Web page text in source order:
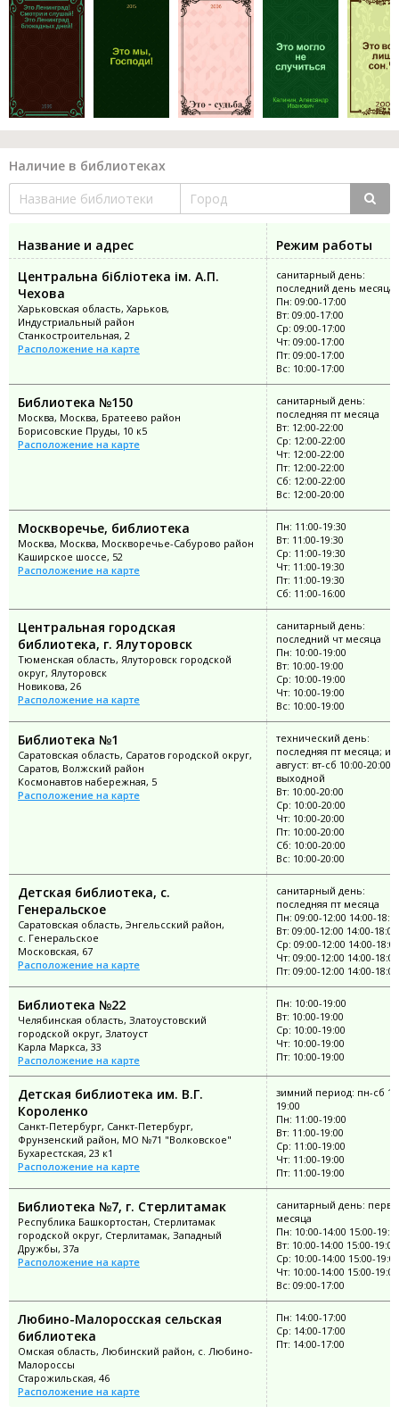
Наличие в библиотеках
Название и адрес
Режим работы
Центральна бібліотека ім. А.П.
Чехова
Харьковская область, Харьков,
Индустриальный район
Станкостроительная, 2
Расположение на карте
санитарный день:
последний день месяца
Пн: 09:00-17:00
Вт: 09:00-17:00
Ср: 09:00-17:00
Чт: 09:00-17:00
Пт: 09:00-17:00
Вс: 10:00-17:00
Библиотека №150
Москва, Москва, Братеево район
Борисовские Пруды, 10 к5
Расположение на карте
санитарный день:
последняя пт месяца
Вт: 12:00-22:00
Ср: 12:00-22:00
Чт: 12:00-22:00
Пт: 12:00-22:00
Сб: 12:00-22:00
Вс: 12:00-20:00
Москворечье, библиотека
Москва, Москва, Москворечье-Сабурово район
Каширское шоссе, 52
Расположение на карте
Пн: 11:00-19:30
Вт: 11:00-19:30
Ср: 11:00-19:30
Чт: 11:00-19:30
Пт: 11:00-19:30
Сб: 11:00-16:00
Центральная городская
библиотека, г. Ялуторовск
Тюменская область, Ялуторовск городской
округ, Ялуторовск
Новикова, 26
Расположение на карте
санитарный день:
последний чт месяца
Пн: 10:00-19:00
Вт: 10:00-19:00
Ср: 10:00-19:00
Чт: 10:00-19:00
Вс: 10:00-19:00
Библиотека №1
Саратовская область, Саратов городской округ,
Саратов, Волжский район
Космонавтов набережная, 5
Расположение на карте
технический день:
последняя пт месяца;
август: вт-сб 10:00-20:00;
выходной
Вт: 10:00-20:00
Ср: 10:00-20:00
Чт: 10:00-20:00
Пт: 10:00-20:00
Сб: 10:00-20:00
Вс: 10:00-20:00
Детская библиотека, с.
Генеральское
Саратовская область, Энгельсский район,
с. Генеральское
Московская, 67
Расположение на карте
санитарный день:
последняя пт месяца
Пн: 09:00-12:00 14:00-
Вт: 09:00-12:00 14:00-18:00
Ср: 09:00-12:00 14:00-18:00
Чт: 09:00-12:00 14:00-18:00
Пт: 09:00-12:00 14:00-18:00
Библиотека №22
Челябинская область, Златоустовский
городской округ, Златоуст
Карла Маркса, 33
Расположение на карте
Пн: 10:00-19:00
Вт: 10:00-19:00
Ср: 10:00-19:00
Чт: 10:00-19:00
Пт: 10:00-19:00
Детская библиотека им. В.Г.
Короленко
Санкт-Петербург, Санкт-Петербург,
Фрунзенский район, МО №71 "Волковское"
Бухарестская, 23 к1
Расположение на карте
зимний период: пн-сб
19:00
Пн: 11:00-19:00
Вт: 11:00-19:00
Ср: 11:00-19:00
Чт: 11:00-19:00
Пт: 11:00-19:00
Библиотека №7, г. Стерлитамак
Республика Башкортостан, Стерлитамак
городской округ, Стерлитамак, Западный
Дружбы, 37а
Расположение на карте
санитарный день:
месяца
Пн: 10:00-14:00 15:00-
Вт: 10:00-14:00 15:00-19:00
Ср: 10:00-14:00 15:00-19:00
Чт: 10:00-14:00 15:00-19:00
Вс: 09:00-17:00
Любино-Малоросская сельская
библиотека
Омская область, Любинский район, с. Любино-
Малороссы
Старожильская, 46
Расположение на карте
Пн: 14:00-17:00
Ср: 14:00-17:00
Пт: 14:00-17:00